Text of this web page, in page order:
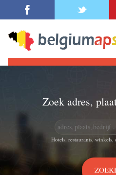
Zoek adres,
Hotels, restaurants, winkels,